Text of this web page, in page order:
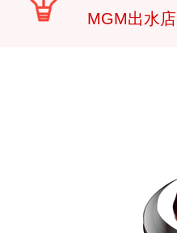
MGM出水店